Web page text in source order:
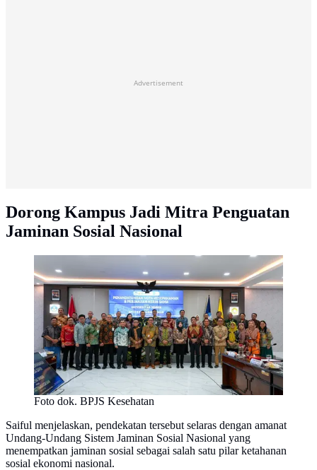
Advertisement
Dorong Kampus Jadi Mitra Penguatan
Jaminan Sosial Nasional
Foto dok. BPJS Kesehatan
Saiful menjelaskan, pendekatan tersebut selaras dengan amanat
Undang-Undang Sistem Jaminan Sosial Nasional yang
menempatkan jaminan sosial sebagai salah satu pilar ketahanan
sosial ekonomi nasional.